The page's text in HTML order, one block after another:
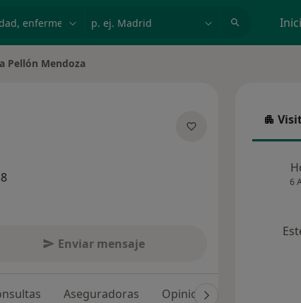
de ciudad
Pellón Mendoza
Enviar mensaje
Aseguradoras Opiniones (35)
6